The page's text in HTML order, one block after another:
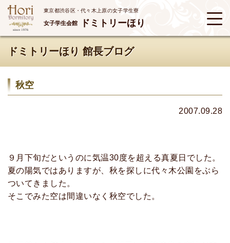
東京都渋谷区・代々木上原の女子学生寮
女子学生会館 ドミトリーほり
ドミトリーほり 館長ブログ
秋空
2007.09.28
９月下旬だというのに気温30度を超える真夏日でした。
夏の陽気ではありますが、秋を探しに代々木公園をぶら
ついてきました。
そこでみた空は間違いなく秋空でした。